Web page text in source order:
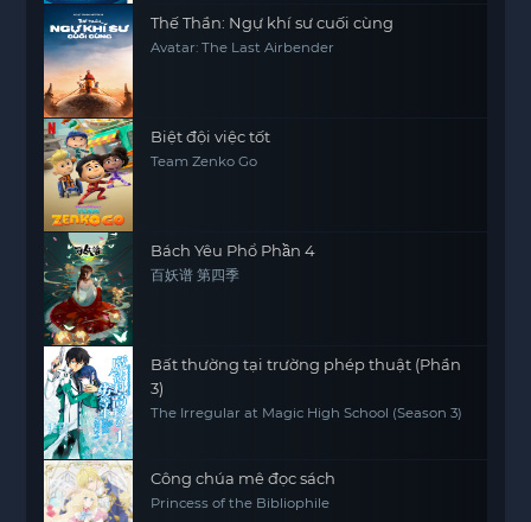
Thế Thần: Ngự khí sư cuối cùng
Avatar: The Last Airbender
Biệt đội việc tốt
Team Zenko Go
Bách Yêu Phổ Phần 4
百妖谱 第四季
Bất thường tại trường phép thuật (Phần
3)
The Irregular at Magic High School (Season 3)
Công chúa mê đọc sách
Princess of the Bibliophile